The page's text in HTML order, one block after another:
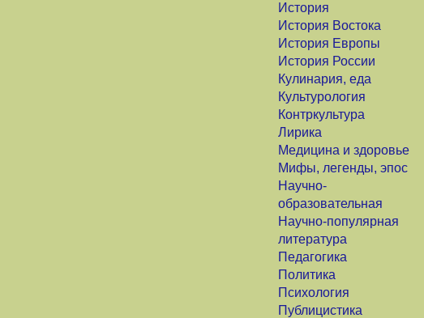
История
История Востока
История Европы
История России
Кулинария, еда
Культурология
Контркультура
Лирика
Медицина и здоровье
Мифы, легенды, эпос
Научно-
образовательная
Научно-популярная
литература
Педагогика
Политика
Психология
Публицистика